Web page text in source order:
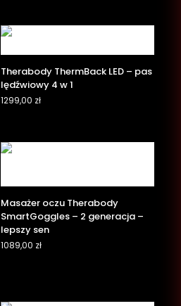
Therabody ThermBack LED – pas
lędźwiowy 4 w 1
1299,00 zł
Masażer oczu Therabody
SmartGoggles – 2 generacja –
lepszy sen
1089,00 zł